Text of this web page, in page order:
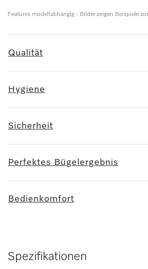
Features modellabhängig - Bilder zeigen Beispiele
Qualität
Hygiene
Sicherheit
Perfektes Bügelergebnis
Bedienkomfort
Spezifikationen